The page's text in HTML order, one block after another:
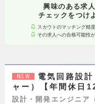
興味のある求
チェックをつけ
スカウトのマッチング精
その求人への合格可能性
NEW
電気回路設
ャー）【年間休日
設計・開発エンジニア